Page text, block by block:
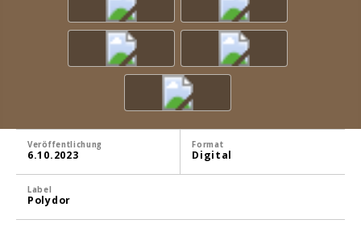
Veröffentlichung
6.10.2023
Format
Digital
Label
Polydor